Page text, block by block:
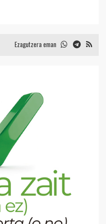
Ezagutzera eman